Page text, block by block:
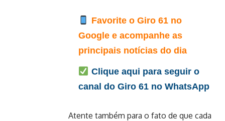
Favorite o Giro 61 no
Google e acompanhe as
principais notícias do dia
Clique aqui para seguir o
canal do Giro 61 no WhatsApp
Atente também para o fato de que cada